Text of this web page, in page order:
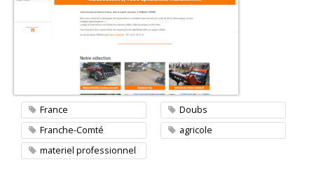
Contacter l'agence
France
Doubs
Franche-Comté
agricole
materiel professionnel